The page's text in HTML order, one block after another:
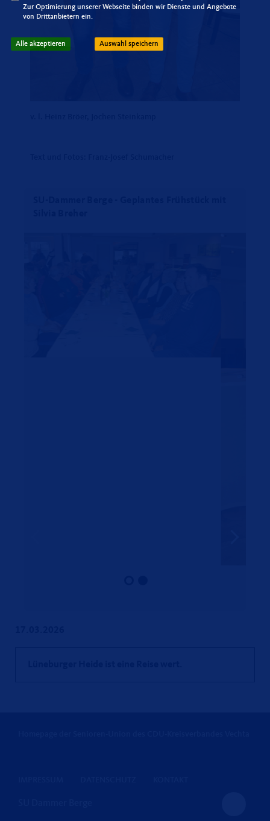
Zur Optimierung unserer Webseite binden wir Dienste und Angebote
von Drittanbietern ein.
Alle akzeptieren Auswahl speichern